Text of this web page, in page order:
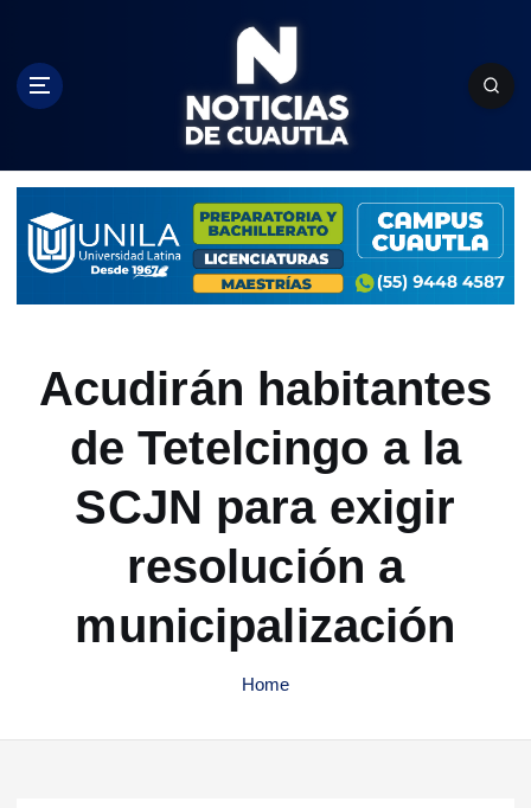
c
Acudirán habitantes
de Tetelcingo a la
SCJN para exigir
resolución a
municipalización
Home